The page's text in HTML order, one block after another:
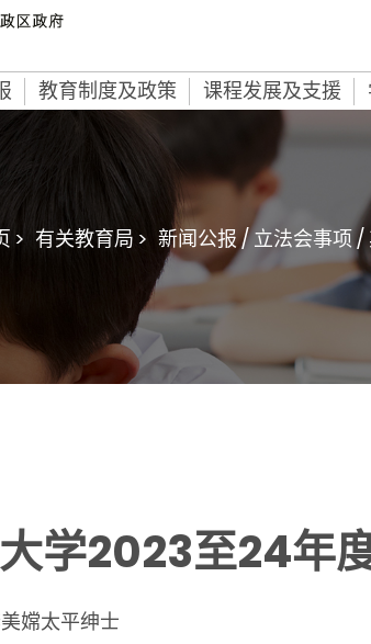
教育制度及政策 课程发展及支援
> 有关教育局 > 新闻公报 / 立法会事项 /
学2023至24年
嫦太平绅士